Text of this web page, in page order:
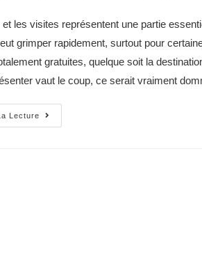
les visites représentent une partie
grimper rapidement, surtout pour
gratuites, quelque soit la
vaut le coup, ce serait vraiment
Lecture
activités